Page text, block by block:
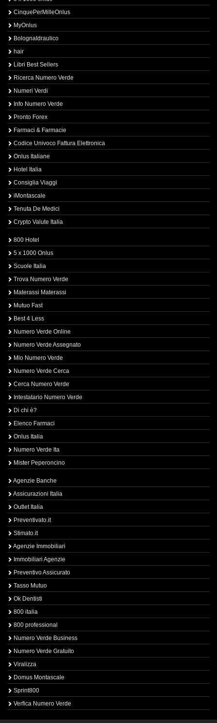
CinquePerMilleOnlus
MyOnlus
BolognaIdraulico
hair
Libri Best Sellers
Ricerca Numero Verde
Numeri Verdi
Info Numero Verde
Pronto Forex
Farmaci & Farmacie
Codice Univoco Fattura Elettronica
Onlus Italiane
Hotel Italia
Consiglia Viaggi
iMontascale
Tenuta De Medici
Crypto Valute Italia
800 Hotel
5 x 1000 Onlus
Scuole Italia
Trova Numero Verde
Materassi Materassi
Mutuo Fast
Best 4 Less
Numero Verde Online
Numero Verde Assegnato
Mio Numero Verde
Numero Verde Cerca
Cerca Numero Verde
Intestatario Numero Verde
Di chi è?
Elenco Farmaci
Onlus Italia
Numero Verde Ita
Mister Peperoncino
Agenzie Banche
Assicurazioni Italia
Outlet Italia
Preventivato.it
Stimato.it
Agenzie Immobiliari
Immobiliari Agenzie
Preventivo Assicurato
Tasso Mutuo
Ok Dentisti
800 italia
800 professional
Numero Verde Business
Numero Verde Gratuito
Viralizza
Domus Montascale
Sprint800
Verfica Numero Verde